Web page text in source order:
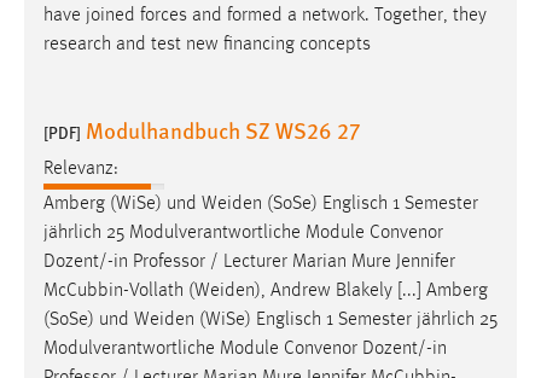
have joined forces and formed a network. Together, they
research and test new financing concepts
[PDF] Modulhandbuch SZ WS26 27
Relevanz:
Amberg (WiSe) und Weiden (SoSe) Englisch 1 Semester
jährlich 25 Modulverantwortliche Module Convenor
Dozent/-in Professor / Lecturer Marian Mure Jennifer
McCubbin-Vollath (Weiden), Andrew Blakely [...] Amberg
(SoSe) und Weiden (WiSe) Englisch 1 Semester jährlich 25
Modulverantwortliche Module Convenor Dozent/-in